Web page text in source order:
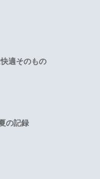
適そのもの
の記録